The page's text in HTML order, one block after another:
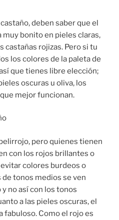
deben saber que el
bonito en pieles claras,
castañas rojizas. Pero si tu
los colores de la paleta de
que tienes libre elección;
oscuras u oliva, los
mejor funcionan.
pero quienes tienen
con los rojos brillantes o
colores burdeos o
tonos medios se ven
no así con los tonos
a las pieles oscuras, el
fabuloso. Como el rojo es